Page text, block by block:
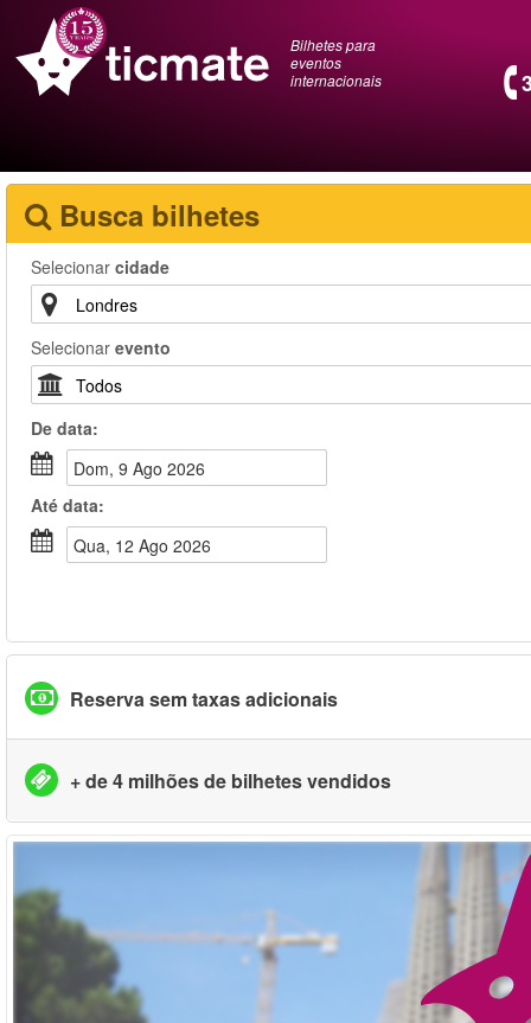
Bilhetes para
eventos
internacionais
Busca bilhetes
Selecionar cidade
Selecionar evento
De data:
Dom, 9 Ago 2026
Até data:
Qua, 12 Ago 2026
Reserva sem taxas adicionais
+ de 4 milhões de bilhetes vendidos